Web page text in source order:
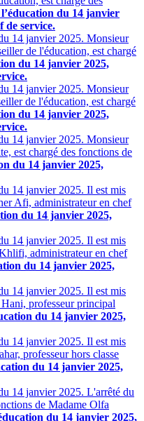
du 14 janvier
de service.
14 janvier 2025. Monsieur
de l'éducation, est chargé
du 14 janvier 2025,
14 janvier 2025. Monsieur
de l'éducation, est chargé
du 14 janvier 2025,
14 janvier 2025. Monsieur
est chargé des fonctions de
du 14 janvier 2025,
14 janvier 2025. Il est mis
Afi, administrateur en chef
du 14 janvier 2025,
14 janvier 2025. Il est mis
administrateur en chef
du 14 janvier 2025,
14 janvier 2025. Il est mis
professeur principal
du 14 janvier 2025,
14 janvier 2025. Il est mis
professeur hors classe
du 14 janvier 2025,
14 janvier 2025. L'arrêté du
de Madame Olfa
du 14 janvier 2025,